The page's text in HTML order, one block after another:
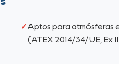
Aptos para atmósferas
(ATEX 2014/34/UE, Ex